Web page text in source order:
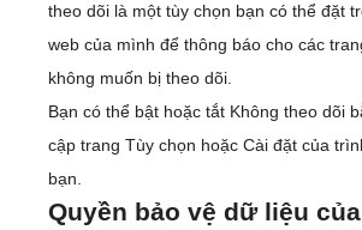
theo dõi là một tùy chọn bạn có thể đặt
web của mình để thông báo cho các
không muốn bị theo dõi.
Bạn có thể bật hoặc tắt Không theo dõi
cập trang Tùy chọn hoặc Cài đặt của
bạn.
Quyền bảo vệ dữ liệu